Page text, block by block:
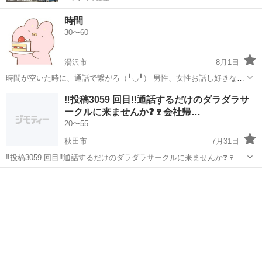
時間
30〜60
湯沢市
8月1日
時間が空いた時に、通話で繋がろ（╹◡╹） 男性、女性お話し好きな
方、カモーンヌ‼️ 副管理人さんは女性です(^_^*) グル通話だよ 男女に
関わらず、定員になり次第、 グルへの、招待が出来ない場合がありま
す。
グルチャ グル
‼️投稿3059 回目‼️通話するだけのダラダラサ
ークルに来ませんか❓🍷会社帰…
20〜55
秋田市
7月31日
‼️投稿3059 回目‼️通話するだけのダラダラサークルに来ませんか❓🍷会
社帰ってからや運転中など暇な時間に通話しませんか❓メンバー130人